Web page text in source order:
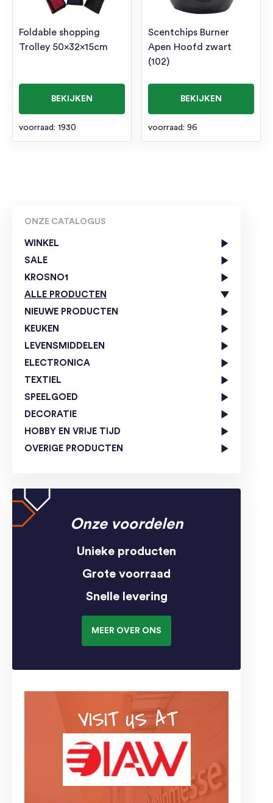
ONZE CATALOGUS
WINKEL
SALE
KROSNO1
ALLE PRODUCTEN
NIEUWE PRODUCTEN
KEUKEN
LEVENSMIDDELEN
ELECTRONICA
TEXTIEL
SPEELGOED
DECORATIE
HOBBY EN VRIJE TIJD
OVERIGE PRODUCTEN
Onze voordelen
Unieke producten
Grote voorraad
Snelle levering
MEER OVER ONS
VISIT US AT
Foldable shopping
Trolley 50x32x15cm
BEKIJKEN
voorraad: 1930
Scentchips Burner
Apen Hoofd zwart
(102)
BEKIJKEN
voorraad: 96